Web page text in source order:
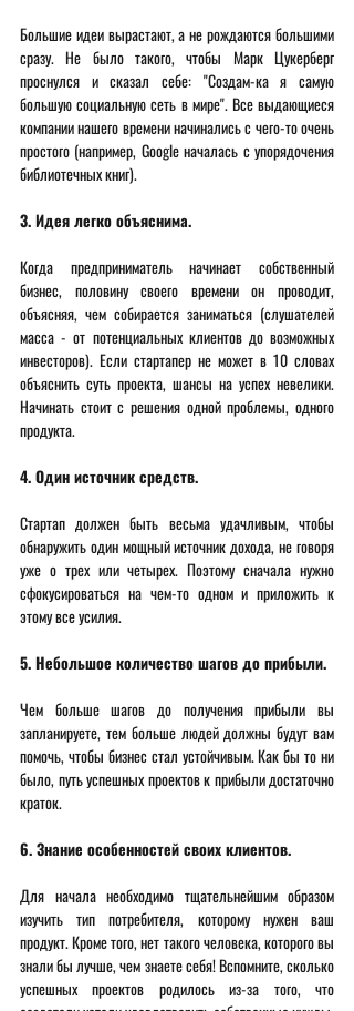
Большие идеи вырастают, а не рождаются большими
сразу. Не было такого, чтобы Марк Цукерберг
проснулся и сказал себе: "Создам-ка я самую
большую социальную сеть в мире". Все выдающиеся
компании нашего времени начинались с чего-то очень
простого (например, Google началась с упорядочения
библиотечных книг).
3. Идея легко объяснима.
Когда предприниматель начинает собственный
бизнес, половину своего времени он проводит,
объясняя, чем собирается заниматься (слушателей
масса - от потенциальных клиентов до возможных
инвесторов). Если стартапер не может в 10 словах
объяснить суть проекта, шансы на успех невелики.
Начинать стоит с решения одной проблемы, одного
продукта.
4. Один источник средств.
Стартап должен быть весьма удачливым, чтобы
обнаружить один мощный источник дохода, не говоря
уже о трех или четырех. Поэтому сначала нужно
сфокусироваться на чем-то одном и приложить к
этому все усилия.
5. Небольшое количество шагов до прибыли.
Чем больше шагов до получения прибыли вы
запланируете, тем больше людей должны будут вам
помочь, чтобы бизнес стал устойчивым. Как бы то ни
было, путь успешных проектов к прибыли достаточно
краток.
6. Знание особенностей своих клиентов.
Для начала необходимо тщательнейшим образом
изучить тип потребителя, которому нужен ваш
продукт. Кроме того, нет такого человека, которого вы
знали бы лучше, чем знаете себя! Вспомните, сколько
успешных проектов родилось из-за того, что